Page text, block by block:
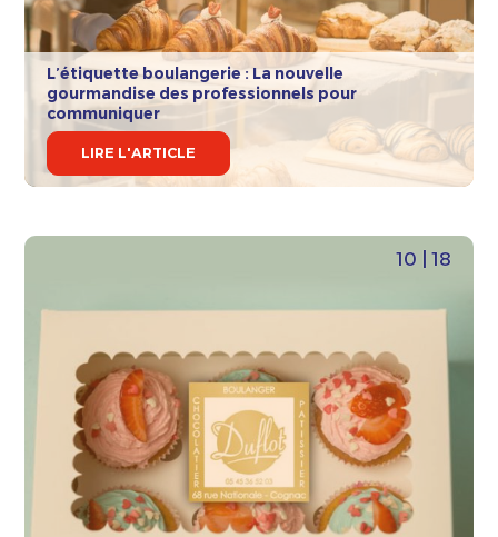
L’étiquette boulangerie : La nouvelle
gourmandise des professionnels pour
communiquer
LIRE L'ARTICLE
10 | 18